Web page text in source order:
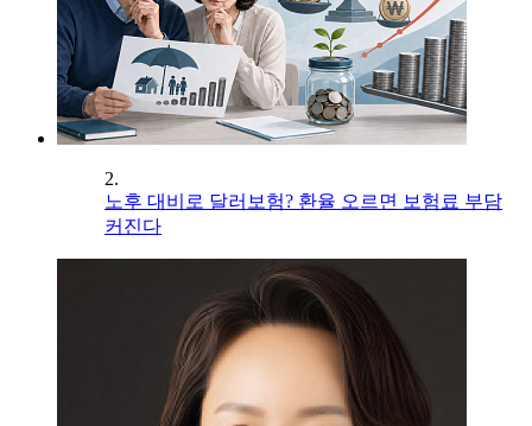
2.
노후 대비로 달러보험? 환율 오르면 보험료 부담
커진다